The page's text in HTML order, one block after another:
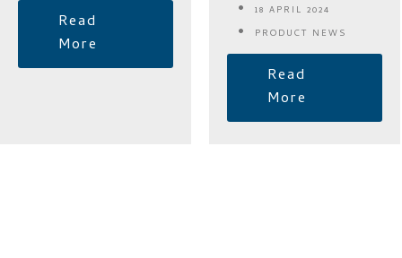
Read
More
18 APRIL 2024
PRODUCT NEWS
Read
More